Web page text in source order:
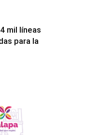
mil líneas
para la